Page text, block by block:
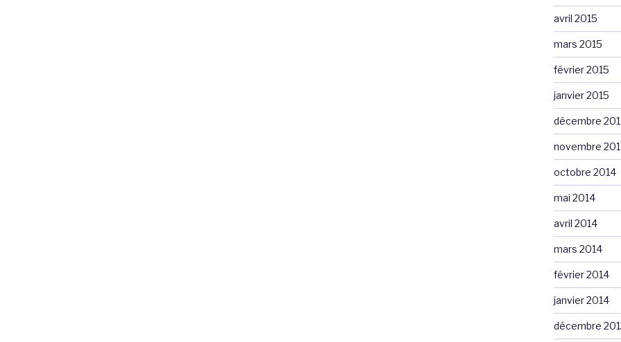
avril 2015
mars 2015
février 2015
janvier 2015
décembre
novembre
octobre 2014
mai 2014
avril 2014
mars 2014
février 2014
janvier 2014
décembre